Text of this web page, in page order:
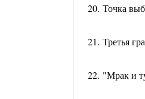
20. Точка
21. Третья
22. "Мрак и